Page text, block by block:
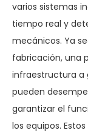
varios sistemas
tiempo real y
mecánicos. Ya
fabricación, una
infraestructura a
pueden
garantizar el
los equipos.